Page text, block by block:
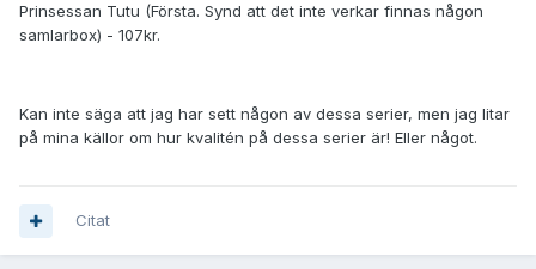
Prinsessan Tutu (Första. Synd att det inte verkar finnas någon
samlarbox) - 107kr.
Kan inte säga att jag har sett någon av dessa serier, men jag litar
på mina källor om hur kvalitén på dessa serier är! Eller något.
Citat